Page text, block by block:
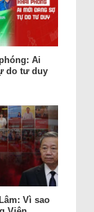
Ai
do tư duy
Vì sao